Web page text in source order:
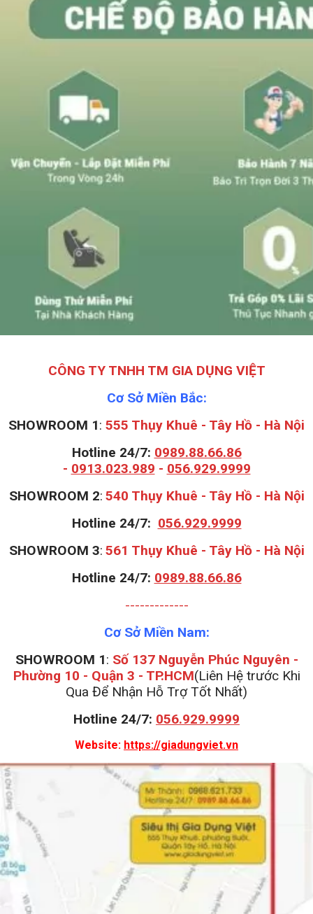
CÔNG TY TNHH TM GIA DỤNG VIỆT
Cơ Sở Miền Bắc:
SHOWROOM 1: 555 Thụy Khuê - Tây Hồ - Hà Nội
Hotline 24/7: 0989.88.66.86
- 0913.023.989 - 056.929.9999
SHOWROOM 2: 540 Thụy Khuê - Tây Hồ - Hà Nội
Hotline 24/7: 056.929.9999
SHOWROOM 3: 561 Thụy Khuê - Tây Hồ - Hà Nội
Hotline 24/7: 0989.88.66.86
-------------
Cơ Sở Miền Nam:
SHOWROOM 1: Số 137 Nguyễn Phúc Nguyên -
Phường 10 - Quận 3 - TP.HCM(Liên Hệ trước Khi
Qua Để Nhận Hỗ Trợ Tốt Nhất)
Hotline 24/7: 056.929.9999
Website: https://giadungviet.vn